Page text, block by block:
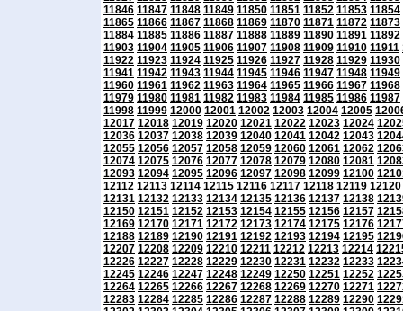
11846 11847 11848 11849 11850 11851 11852 11853 11854
11865 11866 11867 11868 11869 11870 11871 11872 11873
11884 11885 11886 11887 11888 11889 11890 11891 11892
11903 11904 11905 11906 11907 11908 11909 11910 11911
11922 11923 11924 11925 11926 11927 11928 11929 11930
11941 11942 11943 11944 11945 11946 11947 11948 11949
11960 11961 11962 11963 11964 11965 11966 11967 11968
11979 11980 11981 11982 11983 11984 11985 11986 11987
11998 11999 12000 12001 12002 12003 12004 12005
12017 12018 12019 12020 12021 12022 12023 12024
12036 12037 12038 12039 12040 12041 12042 12043
12055 12056 12057 12058 12059 12060 12061 12062
12074 12075 12076 12077 12078 12079 12080 12081
12093 12094 12095 12096 12097 12098 12099 12100
12112 12113 12114 12115 12116 12117 12118 12119 12120
12131 12132 12133 12134 12135 12136 12137 12138
12150 12151 12152 12153 12154 12155 12156 12157
12169 12170 12171 12172 12173 12174 12175 12176
12188 12189 12190 12191 12192 12193 12194 12195
12207 12208 12209 12210 12211 12212 12213 12214
12226 12227 12228 12229 12230 12231 12232 12233
12245 12246 12247 12248 12249 12250 12251 12252
12264 12265 12266 12267 12268 12269 12270 12271
12283 12284 12285 12286 12287 12288 12289 12290